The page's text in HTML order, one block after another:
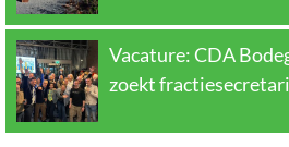
Vacature: CDA
zoekt